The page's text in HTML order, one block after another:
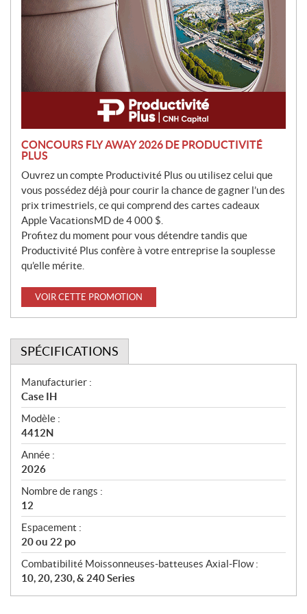
CONCOURS FLY AWAY 2026 DE PRODUCTIVITÉ
PLUS
Ouvrez un compte Productivité Plus ou utilisez celui que
vous possédez déjà pour courir la chance de gagner l’un des
prix trimestriels, ce qui comprend des cartes cadeaux
Apple VacationsMD de 4 000 $.
Profitez du moment pour vous détendre tandis que
Productivité Plus confère à votre entreprise la souplesse
qu’elle mérite.
VOIR CETTE PROMOTION
SPÉCIFICATIONS
S
p
é
c
i
f
i
c
a
t
i
Manufacturier :
Case IH
Modèle :
4412N
Année :
2026
Nombre de rangs :
12
Espacement :
20 ou 22 po
Combatibilité Moissonneuses-batteuses Axial-Flow :
10, 20, 230, & 240 Series